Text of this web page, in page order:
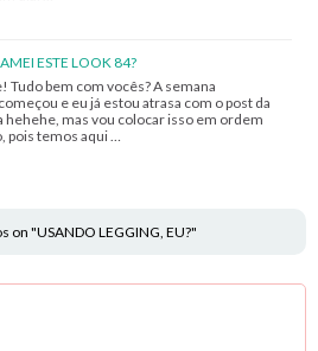
ESTE LOOK 84?
Tudo bem com vocês? A semana
e eu já estou atrasa com o post da
hehehe, mas vou colocar isso em ordem
pois temos aqui …
on "USANDO LEGGING, EU?"